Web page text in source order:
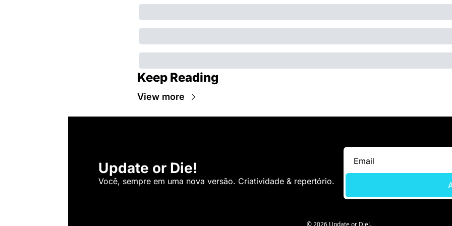
Keep Reading
View more
Update or Die!
Você, sempre em uma nova versão. Criatividade & repertório.
© 2026 Update or Die!.